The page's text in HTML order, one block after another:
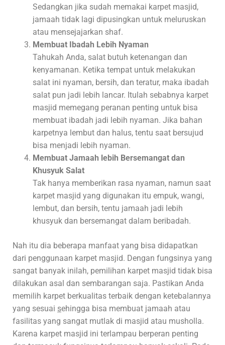
Sedangkan jika sudah memakai karpet masjid,
jamaah tidak lagi dipusingkan untuk meluruskan
atau mensejajarkan shaf.
Membuat Ibadah Lebih Nyaman
Tahukah Anda, salat butuh ketenangan dan
kenyamanan. Ketika tempat untuk melakukan
salat ini nyaman, bersih, dan teratur, maka ibadah
salat pun jadi lebih lancar. Itulah sebabnya karpet
masjid memegang peranan penting untuk bisa
membuat ibadah jadi lebih nyaman. Jika bahan
karpetnya lembut dan halus, tentu saat bersujud
bisa menjadi lebih nyaman.
Membuat Jamaah lebih Bersemangat dan
Khusyuk Salat
Tak hanya memberikan rasa nyaman, namun saat
karpet masjid yang digunakan itu empuk, wangi,
lembut, dan bersih, tentu jamaah jadi lebih
khusyuk dan bersemangat dalam beribadah.
Nah itu dia beberapa manfaat yang bisa didapatkan
dari penggunaan karpet masjid. Dengan fungsinya yang
sangat banyak inilah, pemilihan karpet masjid tidak bisa
dilakukan asal dan sembarangan saja. Pastikan Anda
memilih karpet berkualitas terbaik dengan ketebalannya
yang sesuai sehingga bisa membuat jamaah atau
fasilitas yang sangat mutlak di masjid atau musholla.
Karena karpet masjid ini terlampau berperan penting